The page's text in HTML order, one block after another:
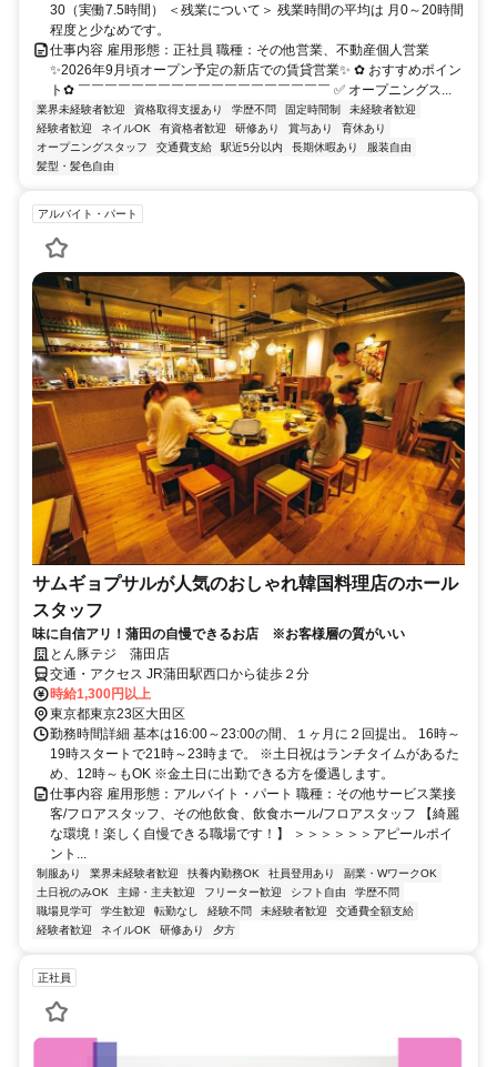
30（実働7.5時間） ＜残業について＞ 残業時間の平均は 月0～20時間
程度と少なめです。
仕事内容 雇用形態：正社員 職種：その他営業、不動産個人営業
✨2026年9月頃オープン予定の新店での賃貸営業✨ ✿ おすすめポイン
ト✿ ￣￣￣￣￣￣￣￣￣￣￣￣￣￣￣￣￣￣￣ ✅ オープニングス...
業界未経験者歓迎 資格取得支援あり 学歴不問 固定時間制
未経験者歓迎
経験者歓迎
ネイルOK 有資格者歓迎 研修あり 賞与あり
育休あり
オープニングスタッフ
交通費支給 駅近5分以内 長期休暇あり
服装自由
髪型・髪色自由
アルバイト・パート
サムギョプサルが人気のおしゃれ韓国料理店のホール
スタッフ
味に自信アリ！蒲田の自慢できるお店 ※お客様層の質がいい
とん豚テジ 蒲田店
交通・アクセス JR蒲田駅西口から徒歩２分
時給1,300円以上
東京都東京23区大田区
勤務時間詳細 基本は16:00～23:00の間、１ヶ月に２回提出。 16時～
19時スタートで21時～23時まで。 ※土日祝はランチタイムがあるた
め、12時～もOK ※金土日に出勤できる方を優遇します。
仕事内容 雇用形態：アルバイト・パート 職種：その他サービス業接
客/フロアスタッフ、その他飲食、飲食ホール/フロアスタッフ 【綺麗
な環境！楽しく自慢できる職場です！】 ＞＞＞＞＞＞アピールポイ
ント...
制服あり 業界未経験者歓迎 扶養内勤務OK 社員登用あり
副業・WワークOK
土日祝のみOK
主婦・主夫歓迎 フリーター歓迎 シフト自由
学歴不問
職場見学可
学生歓迎 転勤なし 経験不問 未経験者歓迎
交通費全額支給
経験者歓迎
ネイルOK 研修あり 夕方
正社員